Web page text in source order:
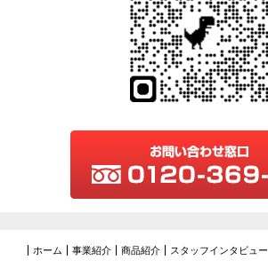
ホーム 事業紹介 商品紹介 スタッフインタビュー